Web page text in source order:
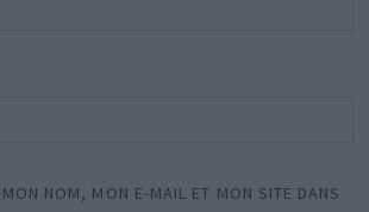
MON NOM, MON E-MAIL ET MON SITE DANS